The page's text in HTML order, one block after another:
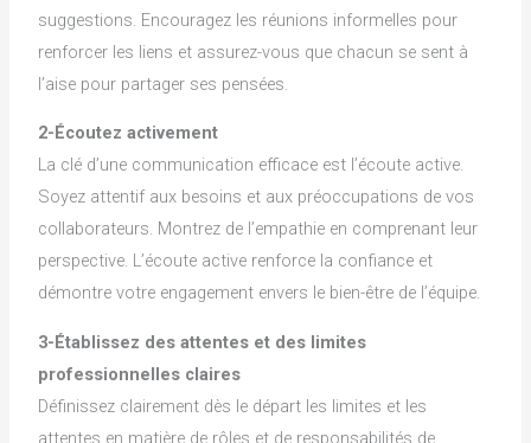
suggestions. Encouragez les réunions informelles pour
renforcer les liens et assurez-vous que chacun se sent à
l’aise pour partager ses pensées.
2-Écoutez activement
La clé d’une communication efficace est l’écoute active.
Soyez attentif aux besoins et aux préoccupations de vos
collaborateurs. Montrez de l’empathie en comprenant leur
perspective. L’écoute active renforce la confiance et
démontre votre engagement envers le bien-être de l’équipe.
3-Établissez des attentes et des limites
professionnelles claires
Définissez clairement dès le départ les limites et les
attentes en matière de rôles et de responsabilités de